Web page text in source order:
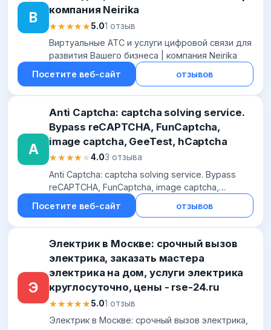
В
компания Neirika
★★★★★
★★★★★5.01 отзыв
Виртуальные АТС и услуги цифровой связи для
развития Вашего бизнеса | компания Neirika
Посетите веб-сайт
отзывов
A
Anti Captcha: captcha solving service.
Bypass reCAPTCHA, FunCaptcha,
image captcha, GeeTest, hCaptcha
★★★★★
★★★★★4.03 отзыва
Anti Captcha: captcha solving service. Bypass
reCAPTCHA, FunCaptcha, image captcha,
Посетите веб-сайт отзывов
Э
Электрик в Москве: срочный вызов
электрика, заказать мастера
электрика на дом, услуги электрика
круглосуточно, цены - rse-24.ru
★★★★★
★★★★★5.01 отзыв
Электрик в Москве: срочный вызов электрика,